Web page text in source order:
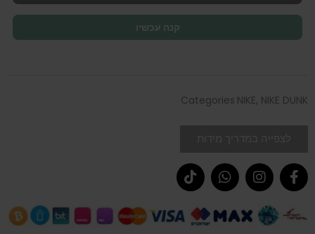
קנה עכשיו
Categories NIKE, NIKE DUNK